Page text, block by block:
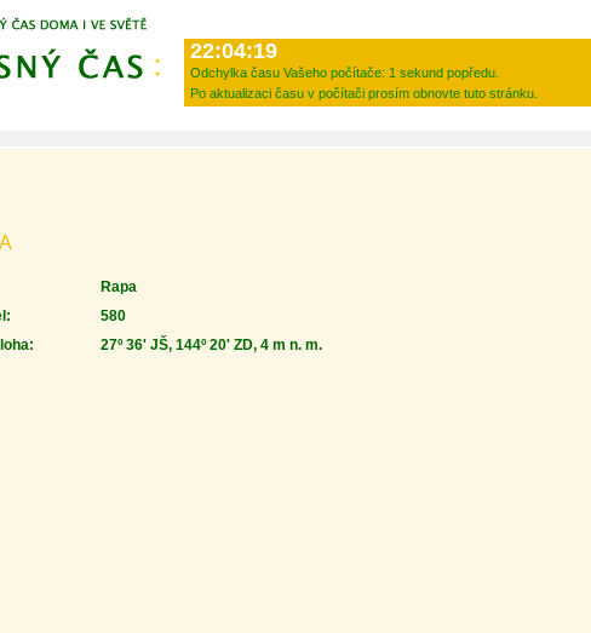
22:04:19
Odchylka času Vašeho počítače: 1 sekund popředu.
Po aktualizaci času v počítači prosím obnovte tuto stránku.
Rapa
580
27º 36' JŠ, 144º 20' ZD, 4 m n. m.